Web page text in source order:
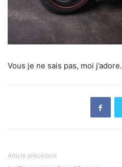
Vous je ne sais pas, moi j’adore.
Article précédent